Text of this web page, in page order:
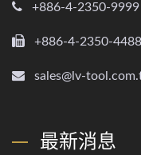
+886-4-2350-9999
+886-4-2350-4488
sales@lv-
最新消息